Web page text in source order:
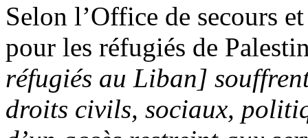
Selon l’Office de secours
pour les réfugiés de
réfugiés au Liban]
droits civils, sociaux,